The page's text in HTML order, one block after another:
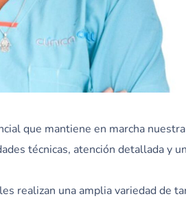
que mantiene en marcha
técnicas, atención detallada y
realizan una amplia variedad de